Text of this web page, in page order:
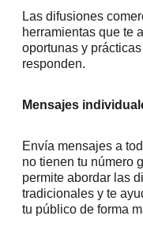
Las difusiones
herramientas que te
oportunas y
responden.
Mensajes
Envía mensajes a
no tienen tu número
permite abordar las
tradicionales y te
tu público de forma